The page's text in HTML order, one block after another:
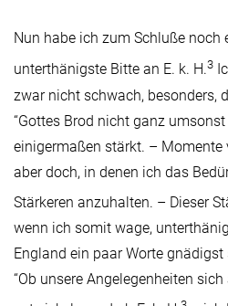
Nun habe ich zum Schluße noch
unterthänigste Bitte an E. k. H.3
zwar nicht schwach, besonders,
“Gottes Brod nicht ganz
einigermaßen stärkt. – Momente
aber doch, in denen ich das
Stärkeren anzuhalten. – Dieser
wenn ich somit wage,
England ein paar Worte
“Ob unsere Angelegenheiten